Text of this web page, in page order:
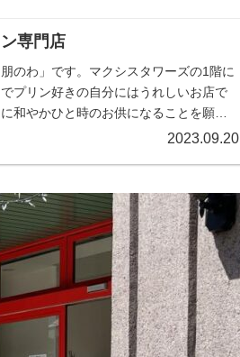
専門店
のわ」です。マクシスタワーズの1階に
プリン好きの自分にはうれしいお店で
和やかひと時のお供になることを願っ
2023.09.20